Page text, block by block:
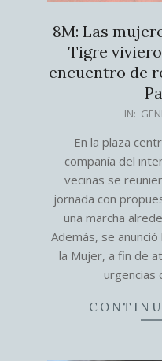
8M: Las
Tigre
encuentro de
IN:
En la plaza
compañía del
vecinas se
jornada con
una marcha
Además, se
la Mujer, a fin de
urgencias